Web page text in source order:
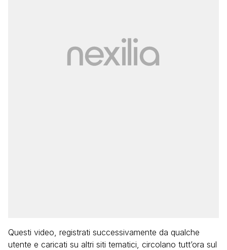
Questi video, registrati successivamente da qualche
utente e caricati su altri siti tematici, circolano tutt’ora sul